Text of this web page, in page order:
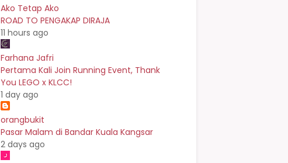
Ako Tetap Ako
ROAD TO PENGAKAP DIRAJA
11 hours ago
Farhana Jafri
Pertama Kali Join Running Event, Thank
You LEGO x KLCC!
1 day ago
orangbukit
Pasar Malam di Bandar Kuala Kangsar
2 days ago